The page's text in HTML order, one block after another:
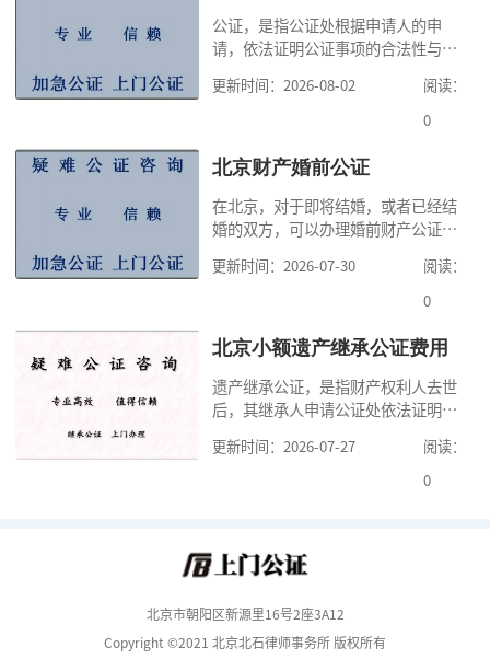
公证，是指公证处根据申请人的申
请，依法证明公证事项的合法性与真
高公证事项的效力，固定证据，但是
很多人不知道在北京办理公证需要多
家，办理公证的时候除了需要按照公
道北京公证需要什么材料,北京公证需
要多少钱？北京公
更新时间：2026-08-02
阅读：
0
北京财产婚前公证
在北京，对于即将结婚，或者已经结
婚的双方，可以办理婚前财产公证，
式，可以避免个人财产引发的纠纷，
但是，在北京办理婚前财产公证，除
料外，公证咨询告诉大家，我们有必
京婚前财产公证机构？了解这些不仅
有利于我们根
更新时间：2026-07-30
阅读：
0
北京小额遗产继承公证费用
遗产继承公证，是指财产权利人去世
后，其继承人申请公证处依法证明继
的证明活动。通过公证，继承人可以
拿着享有继承权的公证书办理遗产过
费。我们在办理继承公证的时候，需
更新时间：2026-07-27
阅读：
0
北京市朝阳区新源里16号2座3A12
Copyright ©2021 北京北石律师事务所 版权所有